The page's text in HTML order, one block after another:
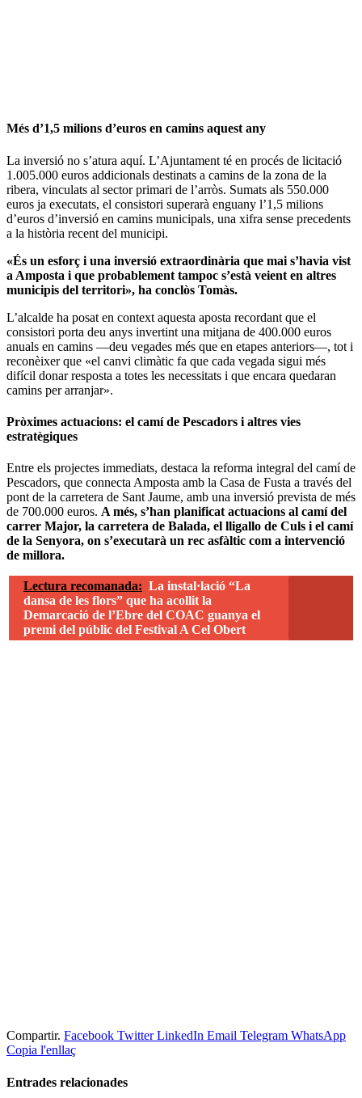
Més d’1,5 milions d’euros en camins aquest any
La inversió no s’atura aquí. L’Ajuntament té en procés de licitació
1.005.000 euros addicionals destinats a camins de la zona de la
ribera, vinculats al sector primari de l’arròs. Sumats als 550.000
euros ja executats, el consistori superarà enguany l’1,5 milions
d’euros d’inversió en camins municipals, una xifra sense precedents
a la història recent del municipi.
«És un esforç i una inversió extraordinària que mai s’havia vist
a Amposta i que probablement tampoc s’està veient en altres
municipis del territori», ha conclòs Tomàs.
L’alcalde ha posat en context aquesta aposta recordant que el
consistori porta deu anys invertint una mitjana de 400.000 euros
anuals en camins —deu vegades més que en etapes anteriors—, tot i
reconèixer que «el canvi climàtic fa que cada vegada sigui més
difícil donar resposta a totes les necessitats i que encara quedaran
camins per arranjar».
Pròximes actuacions: el camí de Pescadors i altres vies
estratègiques
Entre els projectes immediats, destaca la reforma integral del camí de
Pescadors, que connecta Amposta amb la Casa de Fusta a través del
pont de la carretera de Sant Jaume, amb una inversió prevista de més
de 700.000 euros. A més, s’han planificat actuacions al camí del
carrer Major, la carretera de Balada, el lligallo de Culs i el camí
de la Senyora, on s’executarà un rec asfàltic com a intervenció
de millora.
Lectura recomanada: La instal·lació “La
dansa de les flors” que ha acollit la
Demarcació de l’Ebre del COAC guanya el
premi del públic del Festival A Cel Obert
Compartir. Facebook Twitter LinkedIn Email Telegram WhatsApp
Copia l'enllaç
Entrades relacionades